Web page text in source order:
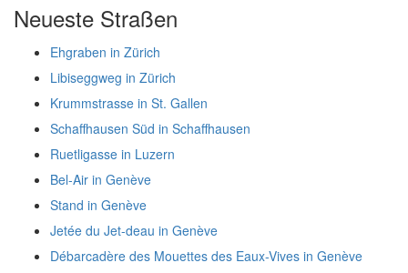
Neueste Straßen
Ehgraben in Zürich
Libiseggweg in Zürich
Krummstrasse in St. Gallen
Schaffhausen Süd in Schaffhausen
Ruetligasse in Luzern
Bel-Air in Genève
Stand in Genève
Jetée du Jet-deau in Genève
Débarcadère des Mouettes des Eaux-Vives in Genève